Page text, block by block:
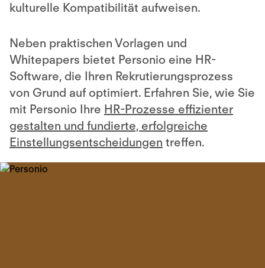
kulturelle Kompatibilität aufweisen.
Neben praktischen Vorlagen und
Whitepapers bietet Personio eine HR-
Software, die Ihren Rekrutierungsprozess
von Grund auf optimiert. Erfahren Sie, wie Sie
mit Personio Ihre HR-Prozesse effizienter
gestalten und fundierte, erfolgreiche
Einstellungsentscheidungen treffen.